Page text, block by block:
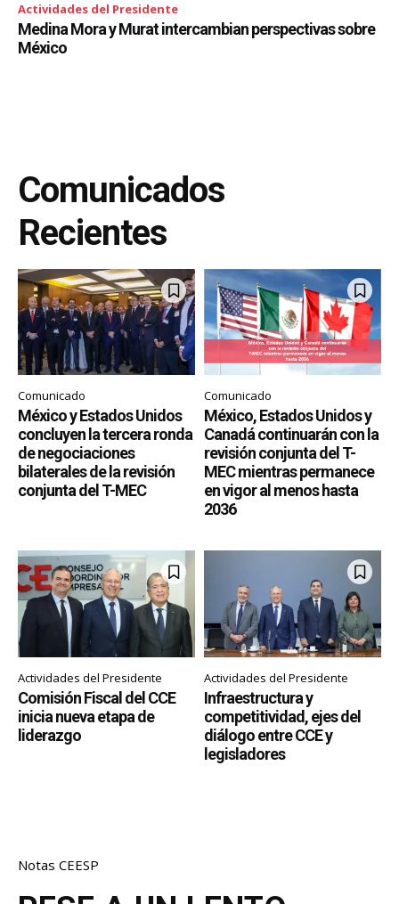
Actividades del Presidente
Medina Mora y Murat intercambian perspectivas sobre
México
Comunicados
Recientes
Comunicado
México y Estados Unidos
concluyen la tercera ronda
de negociaciones
bilaterales de la revisión
conjunta del T-MEC
Comunicado
México, Estados Unidos y
Canadá continuarán con la
revisión conjunta del T-
MEC mientras permanece
en vigor al menos hasta
2036
Actividades del Presidente
Comisión Fiscal del CCE
inicia nueva etapa de
liderazgo
Actividades del Presidente
Infraestructura y
competitividad, ejes del
diálogo entre CCE y
legisladores